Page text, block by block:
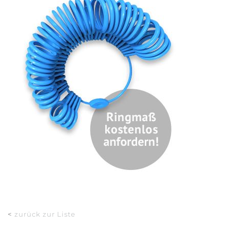
< zurück zur Liste